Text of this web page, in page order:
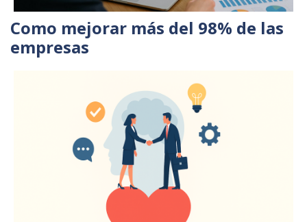
Como mejorar más del 98% de las
empresas